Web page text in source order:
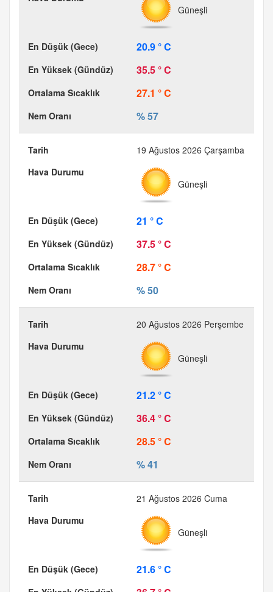
Güneşli
20.9 ° C
35.5 ° C
27.1 ° C
% 57
19 Ağustos 2026 Çarşamba
Güneşli
21 ° C
37.5 ° C
28.7 ° C
% 50
20 Ağustos 2026 Perşembe
Güneşli
21.2 ° C
36.4 ° C
28.5 ° C
% 41
21 Ağustos 2026 Cuma
Güneşli
21.6 ° C